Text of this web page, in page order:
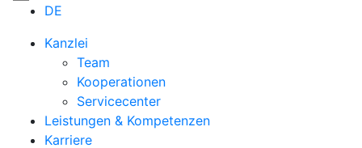
DE
Kanzlei
Team
Kooperationen
Servicecenter
Leistungen & Kompetenzen
Karriere